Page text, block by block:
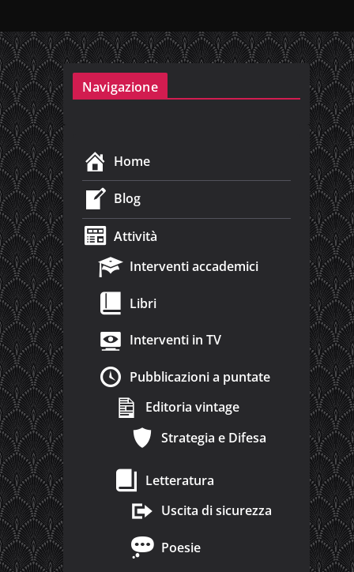
Navigazione
Home
Blog
Attività
Interventi accademici
Libri
Interventi in TV
Pubblicazioni a puntate
Editoria vintage
Strategia e Difesa
Letteratura
Uscita di sicurezza
Poesie